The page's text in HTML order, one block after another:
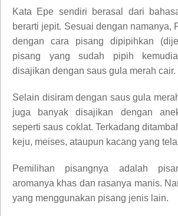
Kata Epe sendiri berasal dari
berarti jepit. Sesuai dengan namanya,
dengan cara pisang dipipihkan
pisang yang sudah pipih
disajikan dengan saus gula merah cair.
Selain disiram dengan saus gula
juga banyak disajikan dengan
seperti saus coklat. Terkadang
keju, meises, ataupun kacang yang
Pemilihan pisangnya adalah
aromanya khas dan rasanya manis.
yang menggunakan pisang jenis lain.